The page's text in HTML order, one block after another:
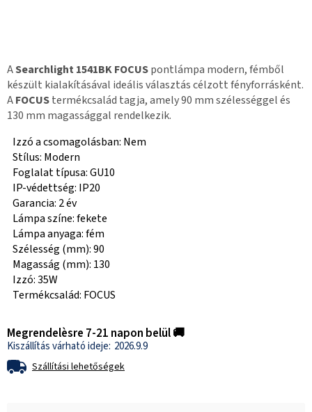
ASearchlight 1541BK FOCUSpontlámpa modern, fémből
készült kialakításával ideális választás célzott fényforrásként.
AFOCUStermékcsalád tagja, amely 90 mm szélességgel és
130 mm magassággal rendelkezik.
Izzó a csomagolásban: Nem
Stílus: Modern
Foglalat típusa: GU10
IP-védettség: IP20
Garancia: 2 év
Lámpa színe: fekete
Lámpa anyaga: fém
Szélesség (mm): 90
Magasság (mm): 130
Izzó: 35W
Termékcsalád: FOCUS
Megrendelèsre 7-21 napon belül 🚚
2026.9.9
Szállítási lehetőségek